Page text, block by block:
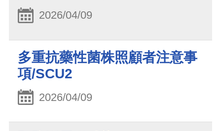
2026/04/09
多重抗藥性菌株照顧者注意事
項/SCU2
2026/04/09